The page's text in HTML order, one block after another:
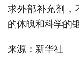
求外部补充剂，
的体魄和科学的
来源：新华社